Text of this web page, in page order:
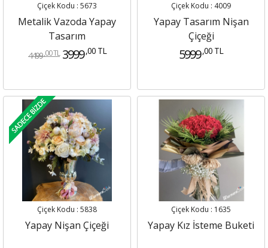
Çiçek Kodu : 5673
Metalik Vazoda Yapay
Tasarım
4499 ,00 TL 3999 ,00 TL
Çiçek Kodu : 4009
Yapay Tasarım Nişan
Çiçeği
5999 ,00 TL
Çiçek Kodu : 5838
Yapay Nişan Çiçeği
Çiçek Kodu : 1635
Yapay Kız İsteme Buketi